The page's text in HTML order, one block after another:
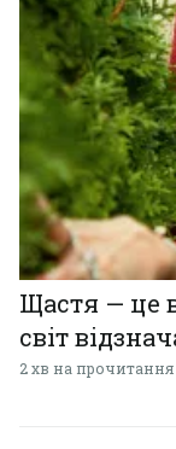
Щастя — це
світ
2 хв на прочитання